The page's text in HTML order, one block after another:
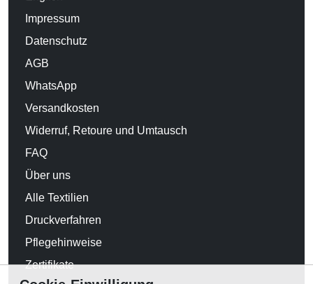
Impressum
Datenschutz
AGB
WhatsApp
Versandkosten
Widerruf, Retoure und Umtausch
FAQ
Über uns
Alle Textilien
Druckverfahren
Pflegehinweise
Zertifikate